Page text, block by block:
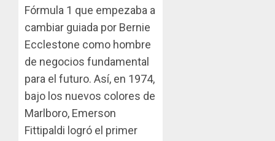
Fórmula 1 que empezaba a
cambiar guiada por Bernie
Ecclestone como hombre
de negocios fundamental
para el futuro. Así, en 1974,
bajo los nuevos colores de
Marlboro, Emerson
Fittipaldi logró el primer